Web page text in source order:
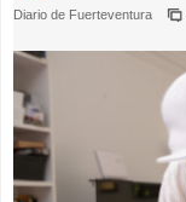
Diario de Fuerteventura